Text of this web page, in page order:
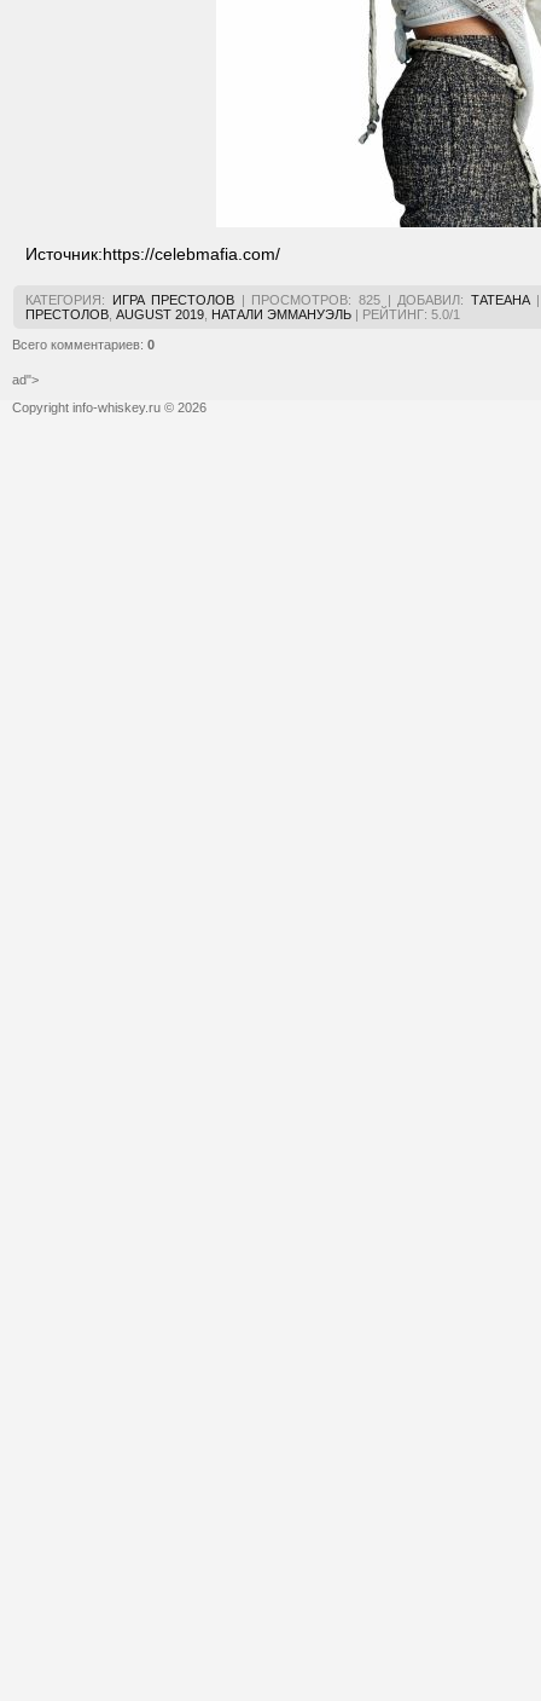
Источник:https://celebmafia.com/
КАТЕГОРИЯ: ИГРА ПРЕСТОЛОВ | ПРОСМОТРОВ: 825 | ДОБАВИЛ: ТАТЕАНА
ПРЕСТОЛОВ AUGUST 2019 НАТАЛИ ЭММАНУЭЛЬ | РЕЙТИНГ: 5.0/1
Всего комментариев: 0
ad">
Copyright info-whiskey.ru © 2026